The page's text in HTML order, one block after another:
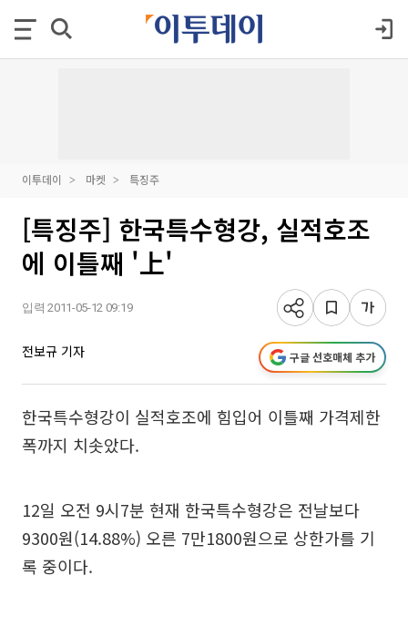
이투데이 마켓 특징주
[특징주] 한국특수형강, 실적호조
에 이틀째 '上'
입력 2011-05-12 09:19
전보규 기자 구글 선호매체 추가
한국특수형강이 실적호조에 힘입어 이틀째 가격제한
폭까지 치솟았다.
12일 오전 9시7분 현재 한국특수형강은 전날보다
9300원(14.88%) 오른 7만1800원으로 상한가를 기
록 중이다.